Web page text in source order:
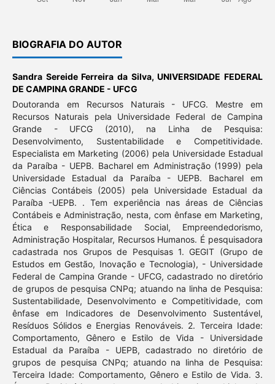
BIOGRAFIA DO AUTOR
Sandra Sereide Ferreira da Silva,UNIVERSIDADE FEDERAL
DE CAMPINA GRANDE - UFCG
Doutoranda em Recursos Naturais - UFCG. Mestre em
Recursos Naturais pela Universidade Federal de Campina
Grande - UFCG (2010), na Linha de Pesquisa:
Desenvolvimento, Sustentabilidade e Competitividade.
Especialista em Marketing (2006) pela Universidade Estadual
da Paraíba - UEPB. Bacharel em Administração (1999) pela
Universidade Estadual da Paraíba - UEPB. Bacharel em
Ciências Contábeis (2005) pela Universidade Estadual da
Paraíba -UEPB. . Tem experiência nas áreas de Ciências
Contábeis e Administração, nesta, com ênfase em Marketing,
Ética e Responsabilidade Social, Empreendedorismo,
Administração Hospitalar, Recursos Humanos. É pesquisadora
cadastrada nos Grupos de Pesquisas 1. GEGIT (Grupo de
Estudos em Gestão, Inovação e Tecnologia), - Universidade
Federal de Campina Grande - UFCG, cadastrado no diretório
de grupos de pesquisa CNPq; atuando na linha de Pesquisa:
Sustentabilidade, Desenvolvimento e Competitividade, com
ênfase em Indicadores de Desenvolvimento Sustentável,
Resíduos Sólidos e Energias Renováveis. 2. Terceira Idade:
Comportamento, Gênero e Estilo de Vida - Universidade
Estadual da Paraíba - UEPB, cadastrado no diretório de
grupos de pesquisa CNPq; atuando na linha de Pesquisa:
Terceira Idade: Comportamento, Gênero e Estilo de Vida. 3.